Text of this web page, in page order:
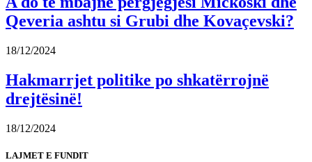
Qeveria ashtu si Grubi dhe Kovaçevski?
18/12/2024
Hakmarrjet politike po shkatërrojnë
drejtësinë!
18/12/2024
LAJMET E FUNDIT